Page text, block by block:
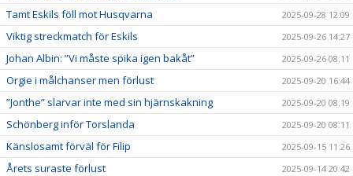
Tamt Eskils föll mot Husqvarna 2025-09-28 12:09
Viktig streckmatch för Eskils 2025-09-26 14:27
Johan Albin: ”Vi måste spika igen bakåt” 2025-09-26 08:11
Orgie i målchanser men förlust 2025-09-20 16:44
”Jonthe” slarvar inte med sin hjärnskakning 2025-09-20 08:19
Schönberg inför Torslanda 2025-09-20 08:11
Känslosamt förväl för Filip 2025-09-15 11:26
Årets suraste förlust 2025-09-14 20:42